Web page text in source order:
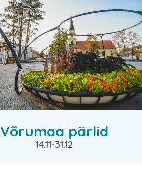
Võrumaa pärlid
14.11-31.12